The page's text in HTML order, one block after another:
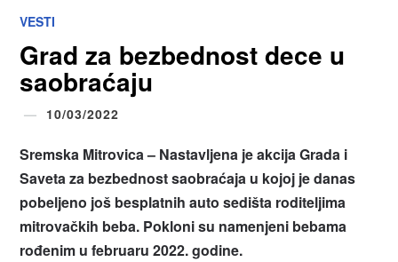
VESTI
Grad za bezbednost dece u
saobraćaju
10/03/2022
Sremska Mitrovica – Nastavljena je akcija Grada i
Saveta za bezbednost saobraćaja u kojoj je danas
pobeljeno još besplatnih auto sedišta roditeljima
mitrovačkih beba. Pokloni su namenjeni bebama
rođenim u februaru 2022. godine.